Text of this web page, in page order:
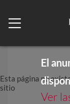
El
Ver
Esta página no
sitio